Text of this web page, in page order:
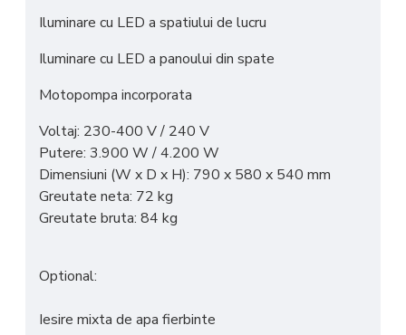
Iluminare cu LED a spatiului de lucru
Iluminare cu LED a panoului din spate
Motopompa incorporata
Voltaj: 230-400 V / 240 V
Putere: 3.900 W / 4.200 W
Dimensiuni (W x D x H): 790 x 580 x 540 mm
Greutate neta: 72 kg
Greutate bruta: 84 kg
Optional:
Iesire mixta de apa fierbinte